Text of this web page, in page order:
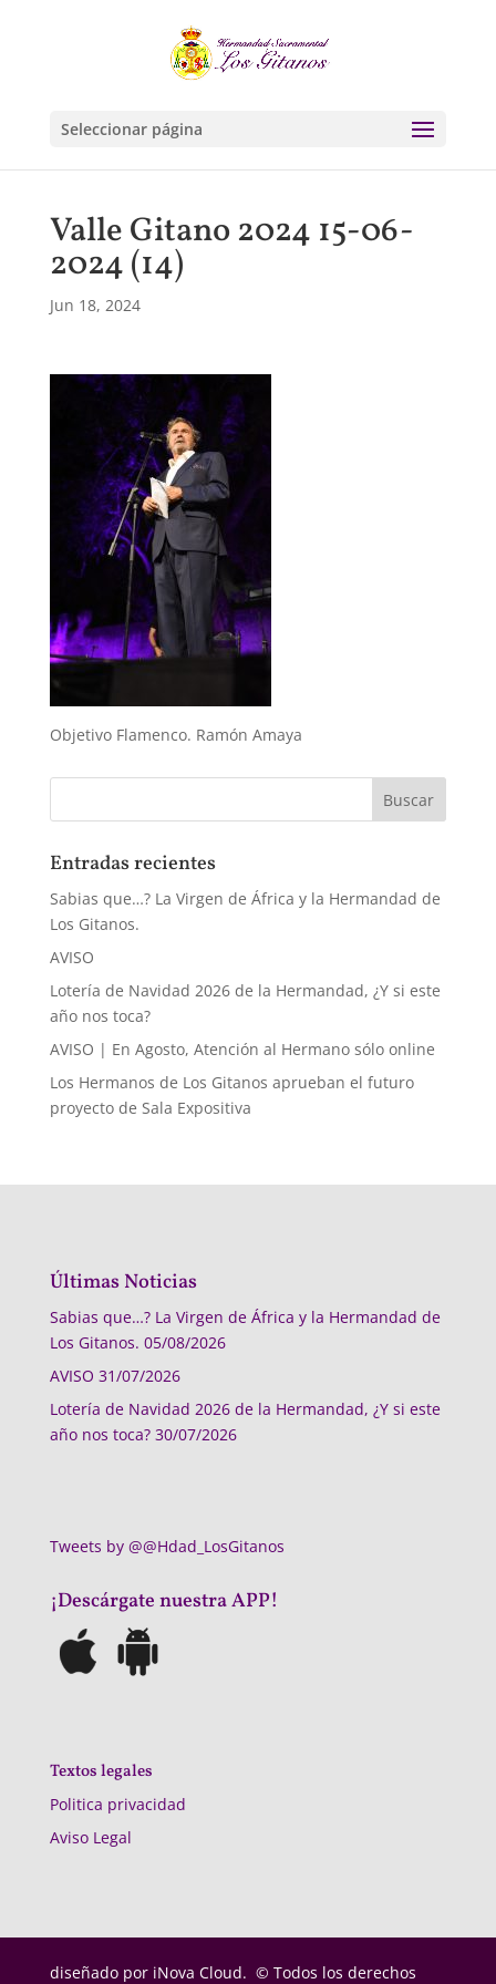
Seleccionar página
Valle Gitano 2024 15-06-
2024 (14)
Jun 18, 2024
Objetivo Flamenco. Ramón Amaya
Entradas recientes
Sabias que…? La Virgen de África y la Hermandad de
Los Gitanos.
AVISO
Lotería de Navidad 2026 de la Hermandad, ¿Y si este
año nos toca?
AVISO | En Agosto, Atención al Hermano sólo online
Los Hermanos de Los Gitanos aprueban el futuro
proyecto de Sala Expositiva
Últimas Noticias
Sabias que…? La Virgen de África y la Hermandad de
Los Gitanos. 05/08/2026
AVISO 31/07/2026
Lotería de Navidad 2026 de la Hermandad, ¿Y si este
año nos toca? 30/07/2026
Tweets by @@Hdad_LosGitanos
¡Descárgate nuestra APP!
Textos legales
Politica privacidad
Aviso Legal
diseñado por iNova Cloud. © Todos los derechos